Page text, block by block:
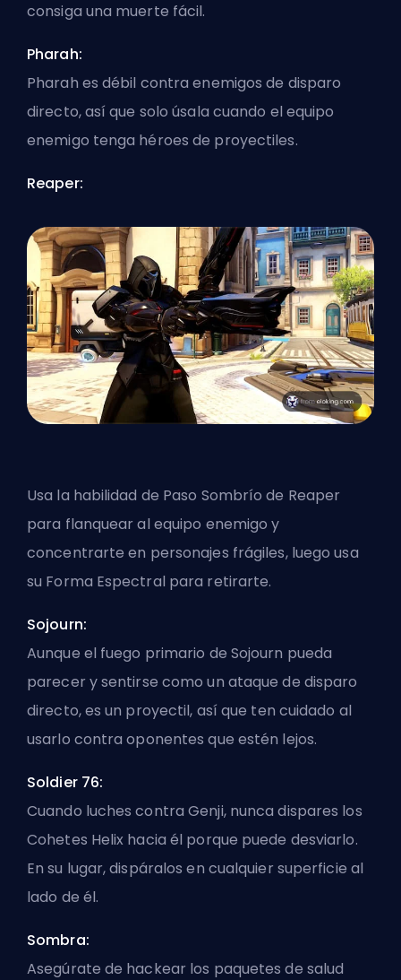
consiga una muerte fácil.
Pharah:
Pharah es débil contra enemigos de disparo
directo, así que solo úsala cuando el equipo
enemigo tenga héroes de proyectiles.
Reaper:
Usa la habilidad de Paso Sombrío de Reaper
para flanquear al equipo enemigo y
concentrarte en personajes frágiles, luego usa
su Forma Espectral para retirarte.
Sojourn:
Aunque el fuego primario de Sojourn pueda
parecer y sentirse como un ataque de disparo
directo, es un proyectil, así que ten cuidado al
usarlo contra oponentes que estén lejos.
Soldier 76:
Cuando luches contra Genji, nunca dispares los
Cohetes Helix hacia él porque puede desviarlo.
En su lugar, dispáralos en cualquier superficie al
lado de él.
Sombra:
Asegúrate de hackear los paquetes de salud